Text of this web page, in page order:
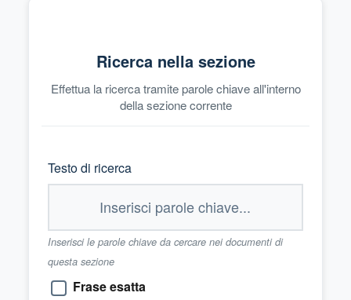
Ricerca nella sezione
Effettua la ricerca tramite parole chiave all'interno
della sezione corrente
Testo di ricerca
Inserisci le parole chiave da cercare nei documenti di
questa sezione
Frase esatta